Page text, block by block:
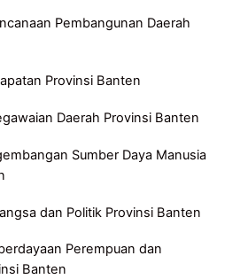
Pembangunan Daerah
Provinsi Banten
Daerah Provinsi Banten
Sumber Daya Manusia
dan Politik Provinsi Banten
Perempuan dan
Banten